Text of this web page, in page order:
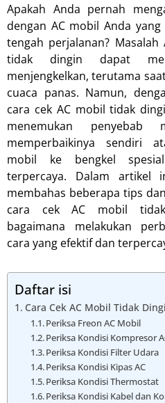
Apakah Anda pernah
dengan AC mobil Anda
tengah perjalanan? Masalah
tidak dingin dapat
menjengkelkan, terutama
cuaca panas. Namun,
cara cek AC mobil tidak
menemukan penyebab
memperbaikinya sendiri
mobil ke bengkel
terpercaya. Dalam artikel
membahas beberapa tips
cara cek AC mobil
bagaimana melakukan
cara yang efektif dan
Daftar isi
Cara Cek AC Mobil Tidak
Periksa Freon AC Mobil
Periksa Kondisi Kompresor
Periksa Kondisi Filter Udara
Periksa Kondisi Kipas AC
Periksa Kondisi Thermostat
Periksa Kondisi Kabel dan